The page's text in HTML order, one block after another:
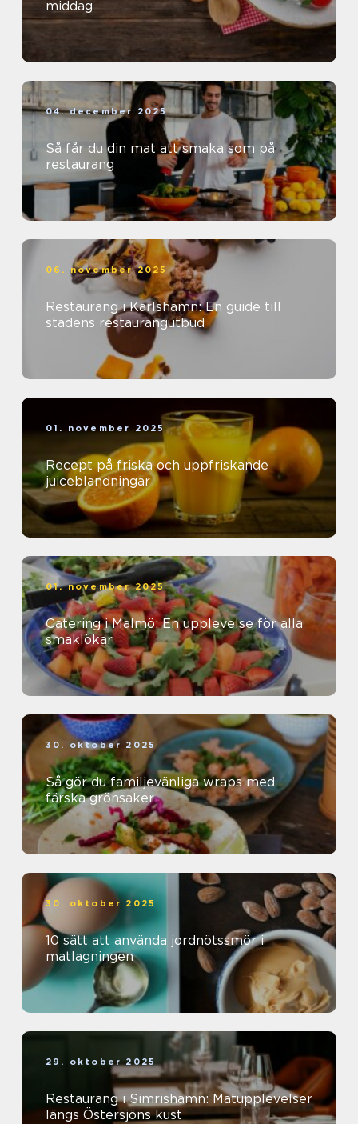
middag
04. december 2025
Så får du din mat att smaka som på
restaurang
06. november 2025
Restaurang i Karlshamn: En guide till
stadens restaurangutbud
01. november 2025
Recept på friska och uppfriskande
juiceblandningar
01. november 2025
Catering i Malmö: En upplevelse för alla
smaklökar
30. oktober 2025
Så gör du familjevänliga wraps med
färska grönsaker
30. oktober 2025
10 sätt att använda jordnötssmör i
matlagningen
29. oktober 2025
Restaurang i Simrishamn: Matupplevelser
längs Östersjöns kust